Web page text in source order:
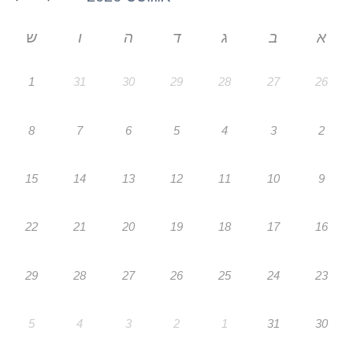
א ב ג ד ה ו ש
26
27
28
29
30
31
1
2
3
4
5
6
7
8
9
10
11
12
13
14
15
16
17
18
19
20
21
22
23
24
25
26
27
28
29
30
31
1
2
3
4
5